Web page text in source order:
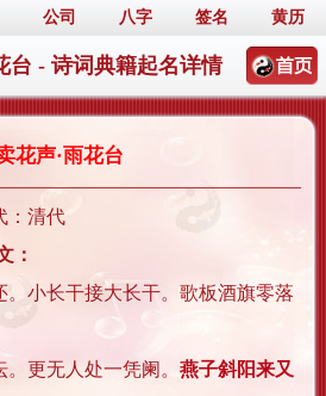
公司 八字 签名 黄历
台 - 诗词典籍起名详情
花声·雨花台
清代
：
。小长干接大长干。歌板酒旗零落
更无人处一凭阑。 燕子斜阳来又